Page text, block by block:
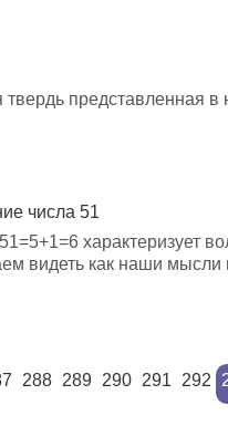
представленная
числа 51
характеризует
видеть как наши
288 289 290 291 292